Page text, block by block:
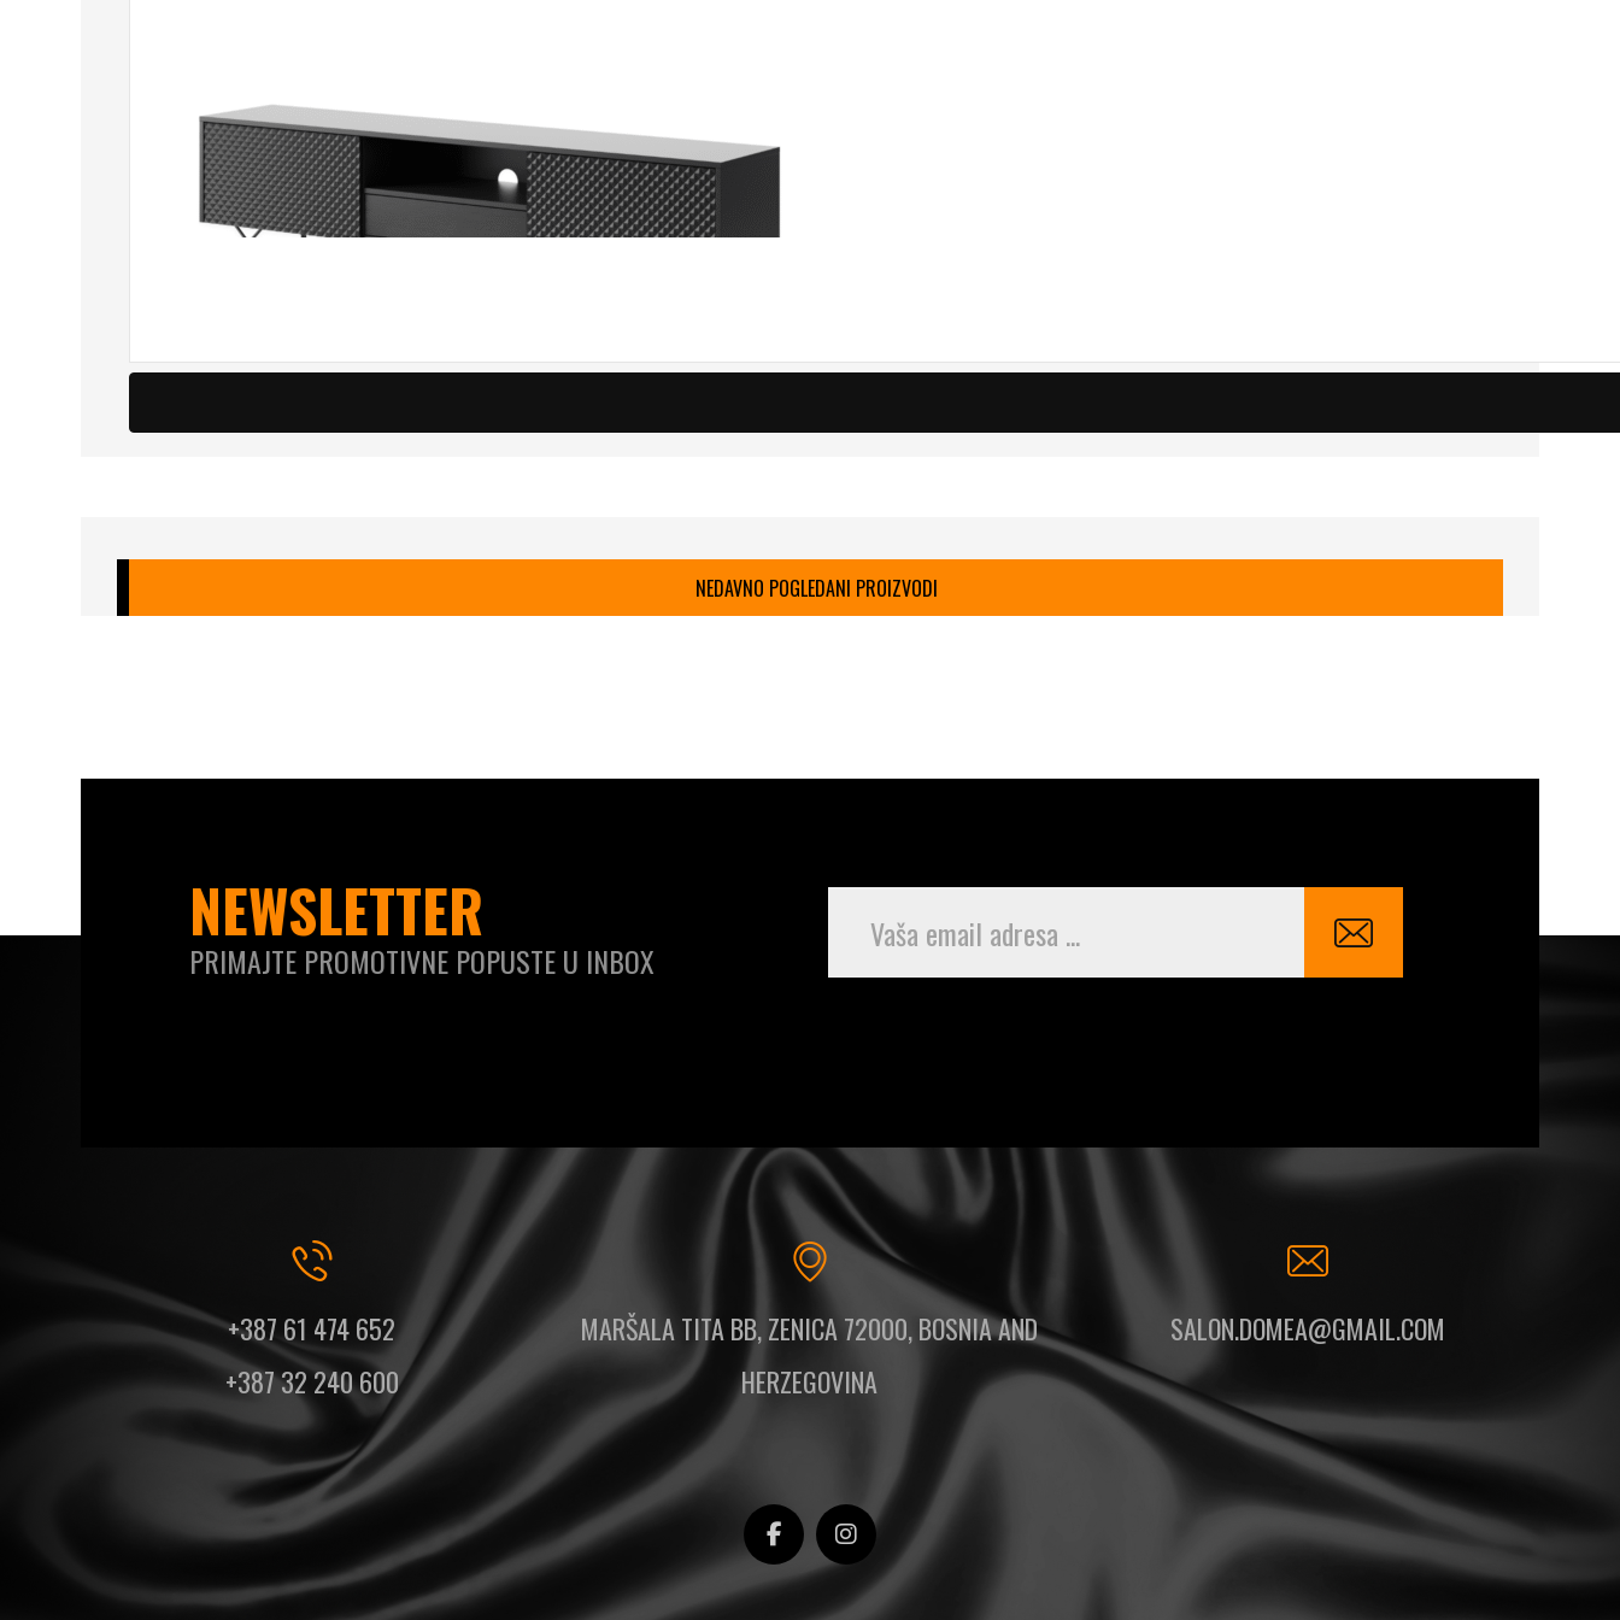
NEDAVNO POGLEDANI PROIZVODI
NEWSLETTER
PRIMAJTE PROMOTIVNE POPUSTE U INBOX
+387 61 474 652
+387 32 240 600
MARŠALA TITA BB, ZENICA 72000, BOSNIA AND
HERZEGOVINA
SALON.DOMEA@GMAIL.COM